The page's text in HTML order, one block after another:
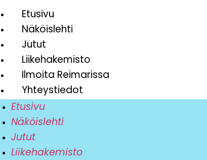
Etusivu
Näköislehti
Jutut
Liikehakemisto
Ilmoita Reimarissa
Yhteystiedot
Etusivu
Näköislehti
Jutut
Liikehakemisto